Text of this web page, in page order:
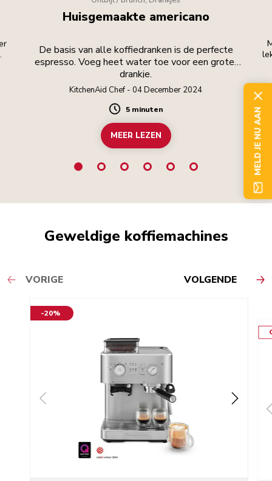
Huisgemaakte americano
De basis van alle koffiedranken is de perfecte
espresso. Voeg heet water toe voor een groter
drankje.
KitchenAid Chef - 04 December 2024
Duration
5 minuten
MEER LEZEN
Geweldige koffiemachines
VORIGE VOLGENDE
-20%
MELD JE NU AAN